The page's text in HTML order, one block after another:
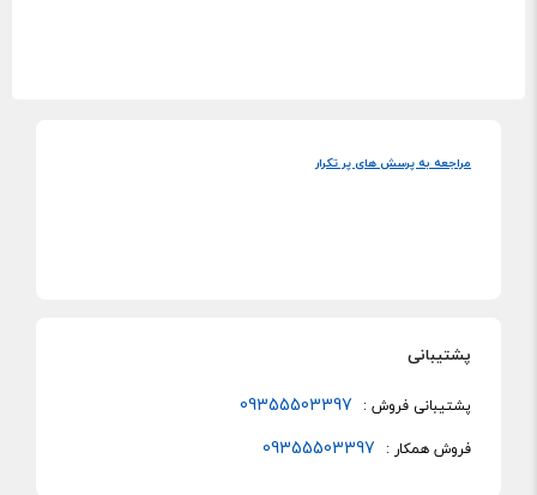
مراجعه به پرسش های پر تکرار
پشتیبانی
پشتیبانی فروش : 09355503397
فروش همکار : 09355503397